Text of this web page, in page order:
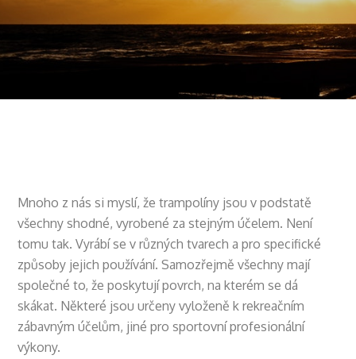
Mnoho z nás si myslí, že trampolíny jsou v podstatě
všechny shodné, vyrobené za stejným účelem. Není
tomu tak. Vyrábí se v různých tvarech a pro specifické
způsoby jejich používání. Samozřejmě všechny mají
společné to, že poskytují povrch, na kterém se dá
skákat. Některé jsou určeny vyloženě k rekreačním
zábavným účelům, jiné pro sportovní profesionální
výkony.